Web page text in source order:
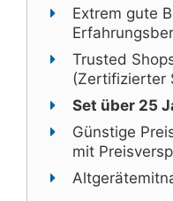
Extrem gute
Trusted
(Zertifizierter
Set über 25
Günstige
mit